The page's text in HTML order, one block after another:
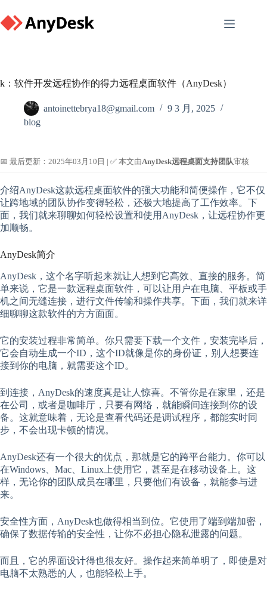
to
content
k：软件开发远程协作的得力远程桌面软件（AnyDesk）
antoinettebrya18@gmail.com
9 3 月, 2025
blog
📅 最后更新：2025年03月10日 | ✅ 本文由AnyDesk远程桌面支持团队审核
介绍AnyDesk这款远程桌面软件的强大功能和简便操作，它不仅
让跨地域的团队协作变得轻松，还极大地提高了工作效率。下
面，我们就来聊聊如何轻松设置和使用AnyDesk，让远程协作更
加顺畅。
AnyDesk简介
AnyDesk，这个名字听起来就让人想到它高效、直接的服务。简
单来说，它是一款远程桌面软件，可以让用户在电脑、平板或手
机之间无缝连接，进行文件传输和操作共享。下面，我们就来详
细聊聊这款软件的方方面面。
它的安装过程非常简单。你只需要下载一个文件，安装完毕后，
它会自动生成一个ID，这个ID就像是你的身份证，别人想要连
接到你的电脑，就需要这个ID。
到连接，AnyDesk的速度真是让人惊喜。不管你是在家里，还是
在公司，或者是咖啡厅，只要有网络，就能瞬间连接到你的设
备。这就意味着，无论是查看代码还是调试程序，都能实时同
步，不会出现卡顿的情况。
AnyDesk还有一个很大的优点，那就是它的跨平台能力。你可以
在Windows、Mac、Linux上使用它，甚至是在移动设备上。这
样，无论你的团队成员在哪里，只要他们有设备，就能参与进
来。
安全性方面，AnyDesk也做得相当到位。它使用了端到端加密，
确保了数据传输的安全性，让你不必担心隐私泄露的问题。
而且，它的界面设计得也很友好。操作起来简单明了，即使是对
电脑不太熟悉的人，也能轻松上手。